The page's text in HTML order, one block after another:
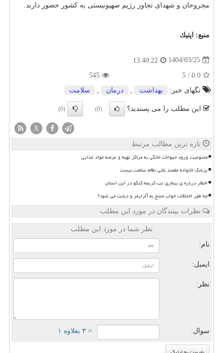
مجروحان و شهدای تجاوز رژیم صهیونیستی به کشور حضور دارند.
منبع: اپتیك
1404/03/25
13:40:22
0.0
/
5
545
تگهای خبر:
بهداشت درمان سلامت
این مطلب را می پسندید؟ (0)
(0)
X
تازه ترین مطالب مرتبط
ممنوعیت ورود حیوانات خانگی به مراکز تهیه و عرضه مواد غذایی
پزشک خانواده مقصد غائی نظام سلامت نیست
اخطار درباره ی بیماری تب کریمه کنگو در این استان
چه طور اختلالات خواب منتج به آلزایمر و دیابت می شود؟
نظرات بینندگان در مورد این مطلب
نظر شما در مورد این مطلب
نام:
ایمیل:
نظر:
سوال: = ۳ بعلاوه ۱